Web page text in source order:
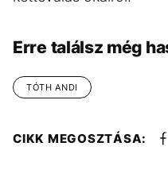
Erre találsz még
TÓTH ANDI
CIKK MEGOSZTÁSA: